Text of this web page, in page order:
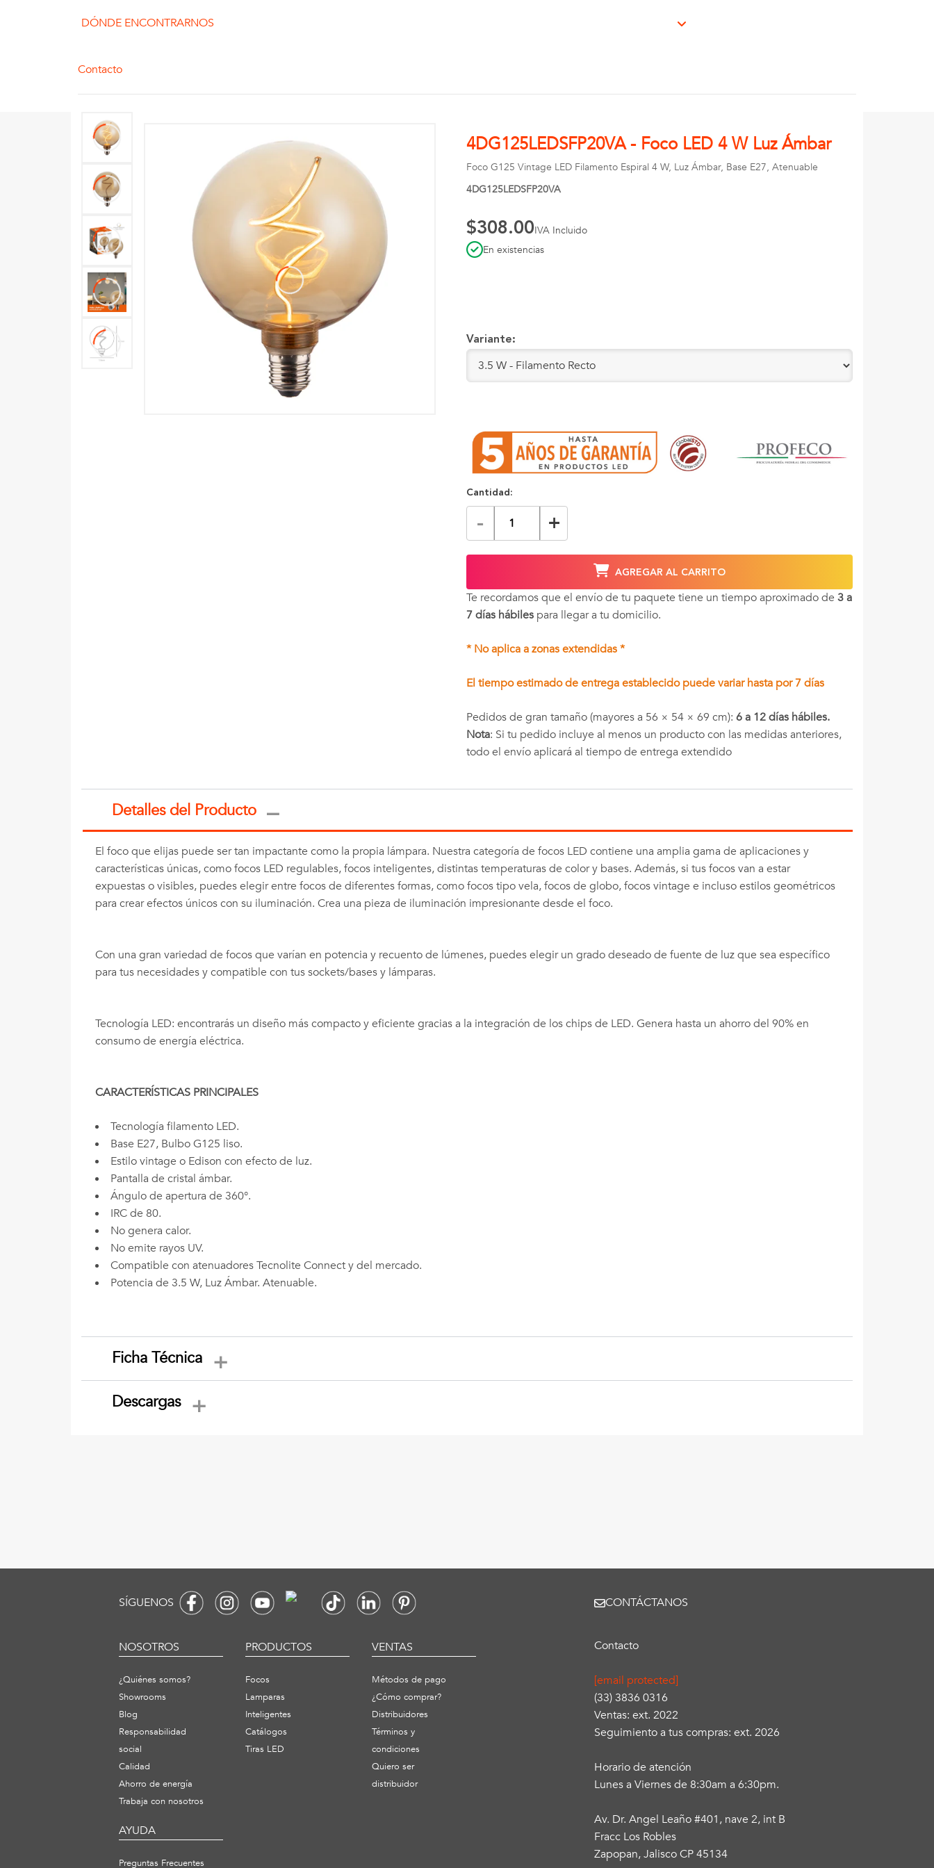
DÓNDE ENCONTRARNOS
Contacto
4DG125LEDSFP20VA - Foco LED 4 W Luz Ámbar
Foco G125 Vintage LED Filamento Espiral 4 W, Luz Ámbar, Base E27, Atenuable
4DG125LEDSFP20VA
$308.00IVA Incluido
En existencias
Variante:
Cantidad:
- +
AGREGAR AL CARRITO
Te recordamos que el envío de tu paquete tiene un tiempo aproximado de 3 a
7 días hábilespara llegar a tu domicilio.
* No aplica a zonas extendidas *
El tiempo estimado de entrega establecido puede variar hasta por 7 días
Pedidos de gran tamaño (mayores a 56 × 54 × 69 cm): 6 a 12 días hábiles.
Nota: Si tu pedido incluye al menos un producto con las medidas anteriores,
todo el envío aplicará al tiempo de entrega extendido
Detalles del Producto
El foco que elijas puede ser tan impactante como la propia lámpara. Nuestra categoría de focos LED contiene una amplia gama de aplicaciones y
características únicas, como focos LED regulables, focos inteligentes, distintas temperaturas de color y bases. Además, si tus focos van a estar
expuestas o visibles, puedes elegir entre focos de diferentes formas, como focos tipo vela, focos de globo, focos vintage e incluso estilos geométricos
para crear efectos únicos con su iluminación. Crea una pieza de iluminación impresionante desde el foco.
Con una gran variedad de focos que varían en potencia y recuento de lúmenes, puedes elegir un grado deseado de fuente de luz que sea específico
para tus necesidades y compatible con tus sockets/bases y lámparas.
Tecnología LED: encontrarás un diseño más compacto y eficiente gracias a la integración de los chips de LED. Genera hasta un ahorro del 90% en
consumo de energía eléctrica.
CARACTERÍSTICAS PRINCIPALES
Tecnología filamento LED.
Base E27, Bulbo G125 liso.
Estilo vintage o Edison con efecto de luz.
Pantalla de cristal ámbar.
Ángulo de apertura de 360°.
IRC de 80.
No genera calor.
No emite rayos UV.
Compatible con atenuadores Tecnolite Connect y del mercado.
Potencia de 3.5 W, Luz Ámbar. Atenuable.
Ficha Técnica
Descargas
NOSOTROS
¿Quiénes somos?
Showrooms
Blog
Responsabilidad
social
Calidad
Ahorro de energía
Trabaja con nosotros
PRODUCTOS
Focos
Lamparas
Inteligentes
Catálogos
Tiras LED
VENTAS
Métodos de pago
¿Cómo comprar?
Distribuidores
Términos y
condiciones
Quiero ser
distribuidor
AYUDA
Preguntas Frecuentes
SÍGUENOS
Contacto
[email protected]
(33) 3836 0316
Ventas: ext. 2022
Seguimiento a tus compras: ext. 2026
Horario de atención
Lunes a Viernes de 8:30am a 6:30pm.
Av. Dr. Angel Leaño #401, nave 2, int B
Fracc Los Robles
Zapopan, Jalisco CP 45134
CONTÁCTANOS